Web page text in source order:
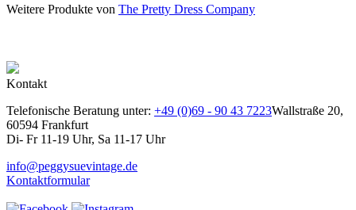
Weitere Produkte von The Pretty Dress Company
Kontakt
Telefonische Beratung unter: +49 (0)69 - 90 43 7223Wallstraße 20,
60594 Frankfurt
Di- Fr 11-19 Uhr, Sa 11-17 Uhr
info@peggysuevintage.de
Kontaktformular